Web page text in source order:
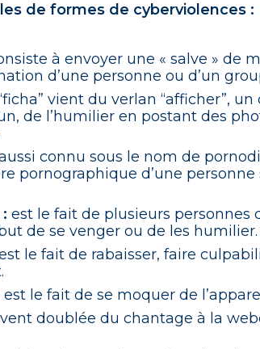
de formes de cyberviolences :
à envoyer une « salve » de
d’une personne ou d’un
vient du verlan “afficher”,
de l’humilier en postant des
connu sous le nom de
pornographique d’une
est le fait de plusieurs personnes
de se venger ou de les humilier.
le fait de rabaisser, faire
est le fait de se moquer de
doublée du chantage à la